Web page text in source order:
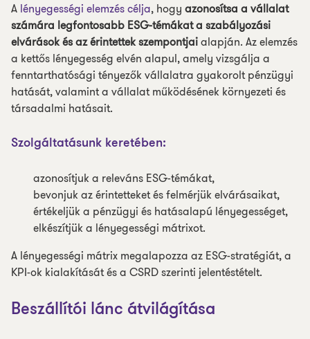
A lényegességi elemzés célja, hogy azonosítsa a vállalat
számára legfontosabb ESG-témákat a szabályozási
elvárások és az érintettek szempontjaialapján. Az elemzés
a kettős lényegesség elvén alapul, amely vizsgálja a
fenntarthatósági tényezők vállalatra gyakorolt pénzügyi
hatását, valamint a vállalat működésének környezeti és
társadalmi hatásait.
Szolgáltatásunk keretében:
azonosítjuk a releváns ESG-témákat,
bevonjuk az érintetteket és felmérjük elvárásaikat,
értékeljük a pénzügyi és hatásalapú lényegességet,
elkészítjük a lényegességi mátrixot.
A lényegességi mátrix megalapozza az ESG-stratégiát, a
KPI-ok kialakítását és a CSRD szerinti jelentéstételt.
Beszállítói lánc átvilágítása